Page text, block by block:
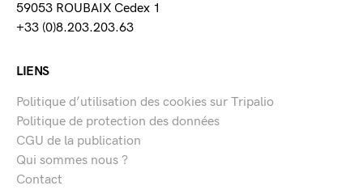
59053 ROUBAIX Cedex 1
+33 (0)8.203.203.63
LIENS
Politique d’utilisation des cookies sur Tripalio
Politique de protection des données
CGU de la publication
Qui sommes nous ?
Contact